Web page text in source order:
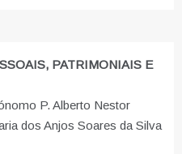
PATRIMONIAIS E
P. Alberto Nestor
dos Anjos Soares da Silva